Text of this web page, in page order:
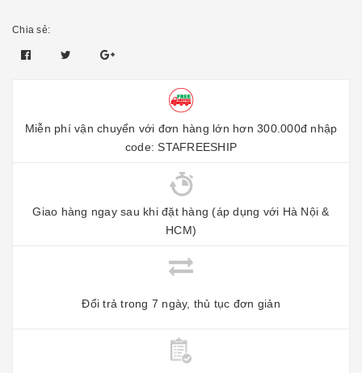
Chia sẻ:
Miễn phí vận chuyển với đơn hàng lớn hơn 300.000đ nhập
code: STAFREESHIP
Giao hàng ngay sau khi đặt hàng (áp dụng với Hà Nội &
HCM)
Đổi trả trong 7 ngày, thủ tục đơn giản